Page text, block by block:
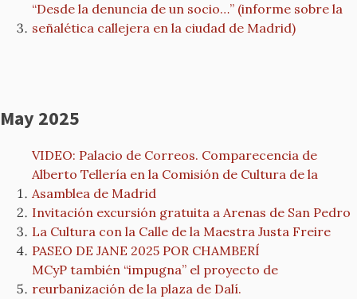
“Desde la denuncia de un socio…” (informe sobre la
señalética callejera en la ciudad de Madrid)
May 2025
VIDEO: Palacio de Correos. Comparecencia de
Alberto Tellería en la Comisión de Cultura de la
Asamblea de Madrid
Invitación excursión gratuita a Arenas de San Pedro
La Cultura con la Calle de la Maestra Justa Freire
PASEO DE JANE 2025 POR CHAMBERÍ
MCyP también “impugna” el proyecto de
reurbanización de la plaza de Dalí.